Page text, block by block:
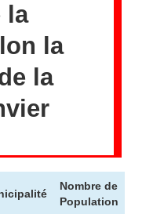
la
la
la
Nombre de
Population